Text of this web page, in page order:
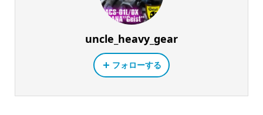
uncle_heavy_gear
フォローする